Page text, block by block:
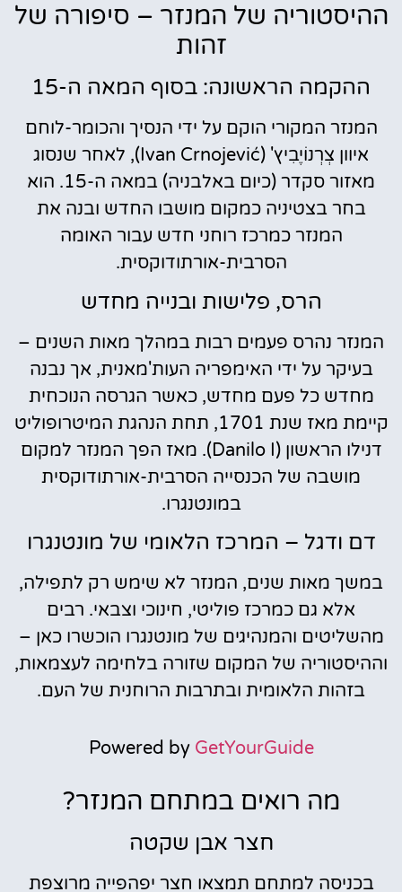
ההיסטוריה של המנזר – סיפורה של
זהות
ההקמה הראשונה: בסוף המאה ה-15
המנזר המקורי הוקם על ידי הנסיך והכומר-לוחם
איוון צְרְנוֹיֶבִיץ' (Ivan Crnojević), לאחר שנסוג
מאזור סקדר (כיום באלבניה) במאה ה-15. הוא
בחר בצטיניה כמקום מושבו החדש ובנה את
המנזר כמרכז רוחני חדש עבור האומה
הסרבית-אורתודוקסית.
הרס, פלישות ובנייה מחדש
המנזר נהרס פעמים רבות במהלך מאות השנים –
בעיקר על ידי האימפריה העות'מאנית, אך נבנה
מחדש כל פעם מחדש, כאשר הגרסה הנוכחית
קיימת מאז שנת 1701, תחת הנהגת המיטרופוליט
דנילו הראשון (Danilo I). מאז הפך המנזר למקום
מושבה של הכנסייה הסרבית-אורתודוקסית
במונטנגרו.
דם ודגל – המרכז הלאומי של מונטנגרו
במשך מאות שנים, המנזר לא שימש רק לתפילה,
אלא גם כמרכז פוליטי, חינוכי וצבאי. רבים
מהשליטים והמנהיגים של מונטנגרו הוכשרו כאן –
וההיסטוריה של המקום שזורה בלחימה לעצמאות,
בזהות הלאומית ובתרבות הרוחנית של העם.
Powered by GetYourGuide
מה רואים במתחם המנזר?
חצר אבן שקטה
בכניסה למתחם תמצאו חצר יפהפייה מרוצפת